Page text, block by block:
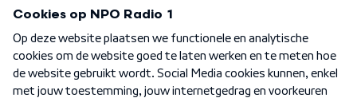
Algemene voorwaarden